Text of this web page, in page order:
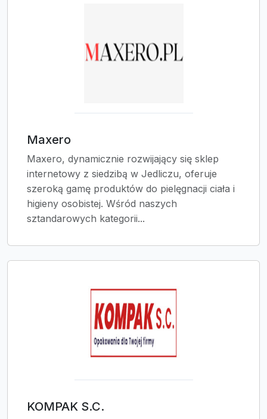
Maxero
Maxero, dynamicznie rozwijający się sklep
internetowy z siedzibą w Jedliczu, oferuje
szeroką gamę produktów do pielęgnacji ciała i
higieny osobistej. Wśród naszych
sztandarowych kategorii...
KOMPAK S.C.